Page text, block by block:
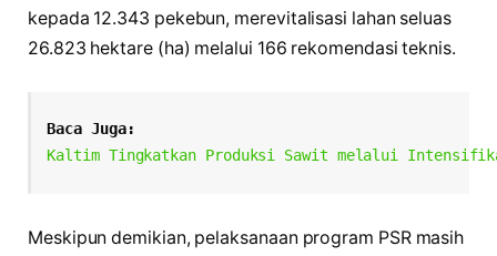
kepada 12.343 pekebun, merevitalisasi lahan seluas
26.823 hektare (ha) melalui 166 rekomendasi teknis.
Baca Juga:
Kaltim Tingkatkan Produksi Sawit melalui
Meskipun demikian, pelaksanaan program PSR masih